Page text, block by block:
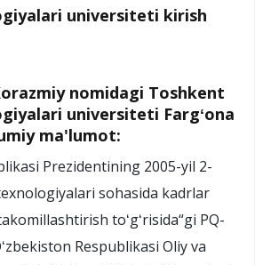
universiteti kirish
nomidagi Toshkent
universiteti Fargʻona
ma'lumot:
Prezidentining 2005-yil 2-
sohasida kadrlar
toʻgʻrisida“gi PQ-
Respublikasi Oliy va